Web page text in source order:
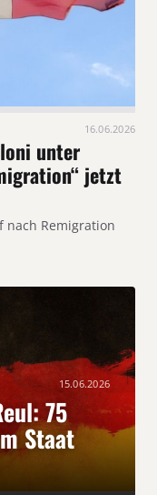
16.06.2026
unter
jetzt
nach Remigration
15.06.2026
75
Staat